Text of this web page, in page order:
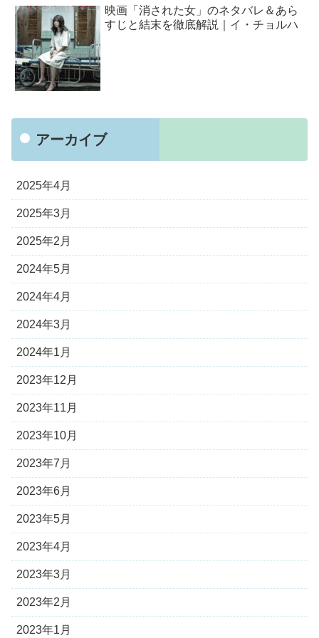
映画「消された女」のネタバレ＆あら
すじと結末を徹底解説｜イ・チョルハ
アーカイブ
2025年4月
2025年3月
2025年2月
2024年5月
2024年4月
2024年3月
2024年1月
2023年12月
2023年11月
2023年10月
2023年7月
2023年6月
2023年5月
2023年4月
2023年3月
2023年2月
2023年1月